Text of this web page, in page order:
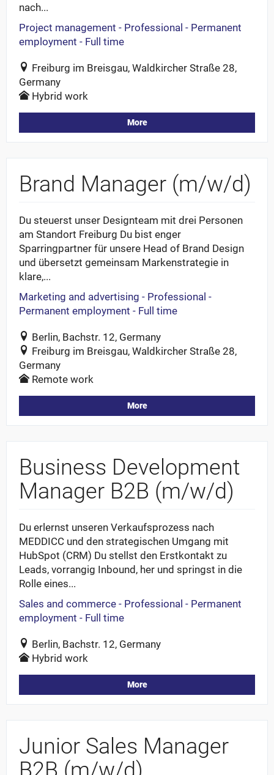
nach...
Project management - Professional - Permanent
employment - Full time
Freiburg im Breisgau, Waldkircher Straße 28,
Germany
Hybrid work
More
Brand Manager (m/w/d)
Du steuerst unser Designteam mit drei Personen
am Standort Freiburg Du bist enger
Sparringpartner für unsere Head of Brand Design
und übersetzt gemeinsam Markenstrategie in
klare,...
Marketing and advertising - Professional -
Permanent employment - Full time
Berlin, Bachstr. 12, Germany
Freiburg im Breisgau, Waldkircher Straße 28,
Germany
Remote work
More
Business Development
Manager B2B (m/w/d)
Du erlernst unseren Verkaufsprozess nach
MEDDICC und den strategischen Umgang mit
HubSpot (CRM) Du stellst den Erstkontakt zu
Leads, vorrangig Inbound, her und springst in die
Rolle eines...
Sales and commerce - Professional - Permanent
employment - Full time
Berlin, Bachstr. 12, Germany
Hybrid work
More
Junior Sales Manager
B2B (m/w/d)